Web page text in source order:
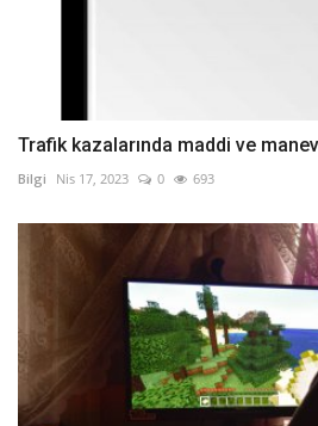
Trafik kazalarında maddi ve
Bilgi Nis 17, 2023 0 693